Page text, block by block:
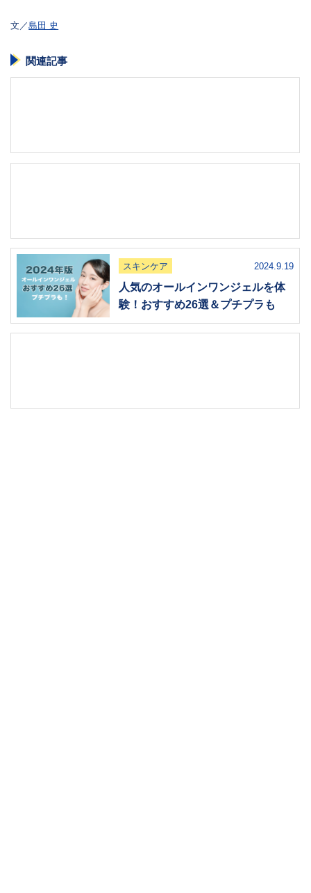
文／島田 史
関連記事
スキンケア 2024.9.19
人気のオールインワンジェルを体
験！おすすめ26選＆プチプラも